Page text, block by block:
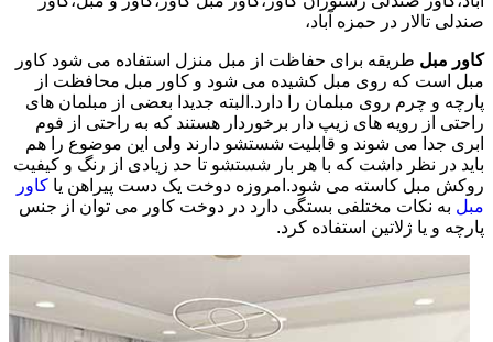
صندلی تالار در حمزه آباد،
کاور مبل طریقه برای حفاظت از مبل منزل استفاده می شود کاور
مبل است که روی مبل کشیده می شود و کاور مبل محافظت از
پارچه و چرم روی مبلمان را دارد.البته جدیدا بعضی از مبلمان های
راحتی از رویه های زیپ دار برخوردار هستند که به راحتی از فوم
ابری جدا می شوند و قابلیت شستشو دارند ولی این موضوع را هم
باید در نظر داشت که با هر بار شستشو تا حد زیادی از رنگ و کیفیت
روکش مبل کاسته می شود.امروزه دوخت یک دست پیراهن یا کاور
مبل به نکات مختلفی بستگی دارد در دوخت کاور می توان از جنس
پارچه و یا ژلاتین استفاده کرد.